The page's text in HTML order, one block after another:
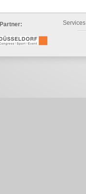
Services